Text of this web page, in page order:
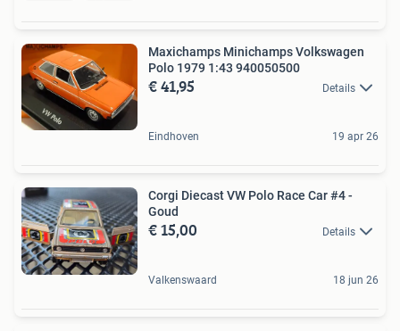
Maxichamps Minichamps Volkswagen
Polo 1979 1:43 940050500
€ 41,95 Details
Eindhoven 19 apr 26
Corgi Diecast VW Polo Race Car #4 -
Goud
€ 15,00 Details
Valkenswaard 18 jun 26